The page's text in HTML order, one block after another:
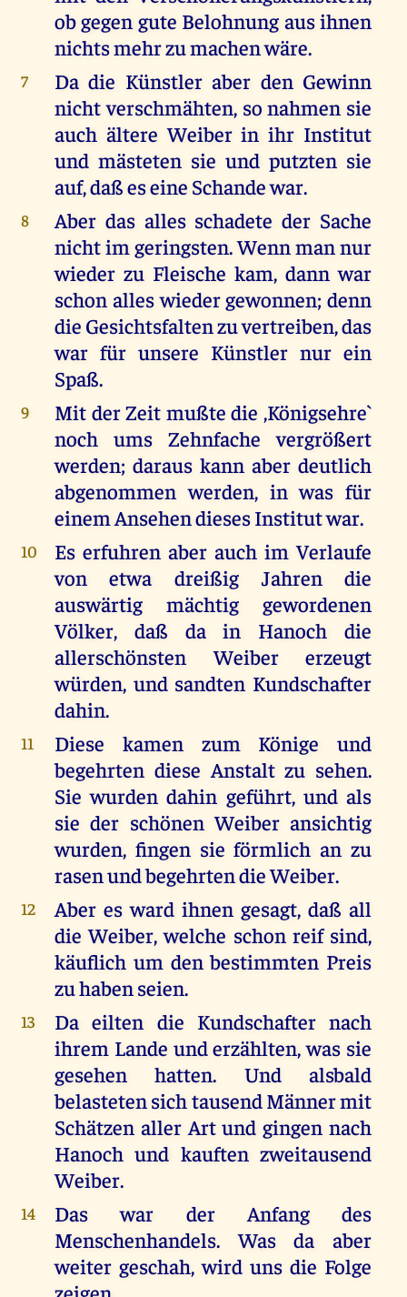
ob gegen gute Belohnung aus ihnen
nichts mehr zu machen wäre.
7
Da die Künstler aber den Gewinn
nicht verschmähten, so nahmen sie
auch ältere Weiber in ihr Institut
und mästeten sie und putzten sie
auf, daß es eine Schande war.
8
Aber das alles schadete der Sache
nicht im geringsten. Wenn man nur
wieder zu Fleische kam, dann war
schon alles wieder gewonnen; denn
die Gesichtsfalten zu vertreiben, das
war für unsere Künstler nur ein
Spaß.
9
Mit der Zeit mußte die ,Königsehre`
noch ums Zehnfache vergrößert
werden; daraus kann aber deutlich
abgenommen werden, in was für
einem Ansehen dieses Institut war.
10
Es erfuhren aber auch im Verlaufe
von etwa dreißig Jahren die
auswärtig mächtig gewordenen
Völker, daß da in Hanoch die
allerschönsten Weiber erzeugt
würden, und sandten Kundschafter
dahin.
11
Diese kamen zum Könige und
begehrten diese Anstalt zu sehen.
Sie wurden dahin geführt, und als
sie der schönen Weiber ansichtig
wurden, fingen sie förmlich an zu
rasen und begehrten die Weiber.
12
Aber es ward ihnen gesagt, daß all
die Weiber, welche schon reif sind,
käuflich um den bestimmten Preis
zu haben seien.
13
Da eilten die Kundschafter nach
ihrem Lande und erzählten, was sie
gesehen hatten. Und alsbald
belasteten sich tausend Männer mit
Schätzen aller Art und gingen nach
Hanoch und kauften zweitausend
Weiber.
14
Das war der Anfang des
Menschenhandels. Was da aber
weiter geschah, wird uns die Folge